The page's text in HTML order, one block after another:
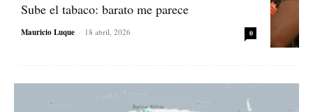
Sube el tabaco: barato me parece
Mauricio Luque - 18 abril, 2026 0